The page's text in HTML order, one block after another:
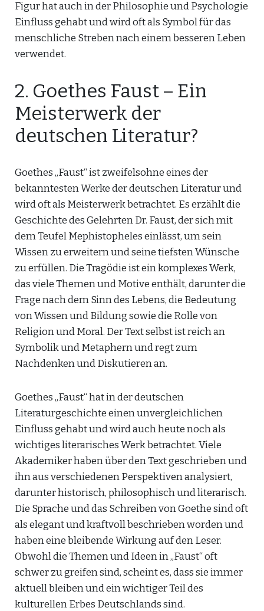
Figur hat auch in der Philosophie und Psychologie
Einfluss gehabt und wird oft als Symbol für das
menschliche Streben nach einem besseren Leben
verwendet.
2. Goethes Faust – Ein
Meisterwerk der
deutschen Literatur?
Goethes „Faust“ ist zweifelsohne eines der
bekanntesten Werke der deutschen Literatur und
wird oft als Meisterwerk betrachtet. Es erzählt die
Geschichte des Gelehrten Dr. Faust, der sich mit
dem Teufel Mephistopheles einlässt, um sein
Wissen zu erweitern und seine tiefsten Wünsche
zu erfüllen. Die Tragödie ist ein komplexes Werk,
das viele Themen und Motive enthält, darunter die
Frage nach dem Sinn des Lebens, die Bedeutung
von Wissen und Bildung sowie die Rolle von
Religion und Moral. Der Text selbst ist reich an
Symbolik und Metaphern und regt zum
Nachdenken und Diskutieren an.
Goethes „Faust“ hat in der deutschen
Literaturgeschichte einen unvergleichlichen
Einfluss gehabt und wird auch heute noch als
wichtiges literarisches Werk betrachtet. Viele
Akademiker haben über den Text geschrieben und
ihn aus verschiedenen Perspektiven analysiert,
darunter historisch, philosophisch und literarisch.
Die Sprache und das Schreiben von Goethe sind oft
als elegant und kraftvoll beschrieben worden und
haben eine bleibende Wirkung auf den Leser.
Obwohl die Themen und Ideen in „Faust“ oft
schwer zu greifen sind, scheint es, dass sie immer
aktuell bleiben und ein wichtiger Teil des
kulturellen Erbes Deutschlands sind.